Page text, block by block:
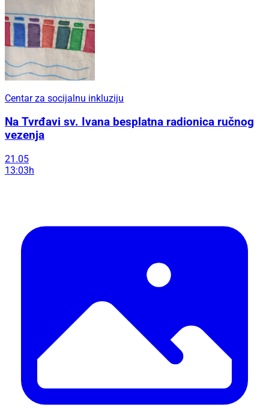
Centar za socijalnu inkluziju
Na Tvrđavi sv. Ivana besplatna radionica ručnog
vezenja
21.05
13:03h